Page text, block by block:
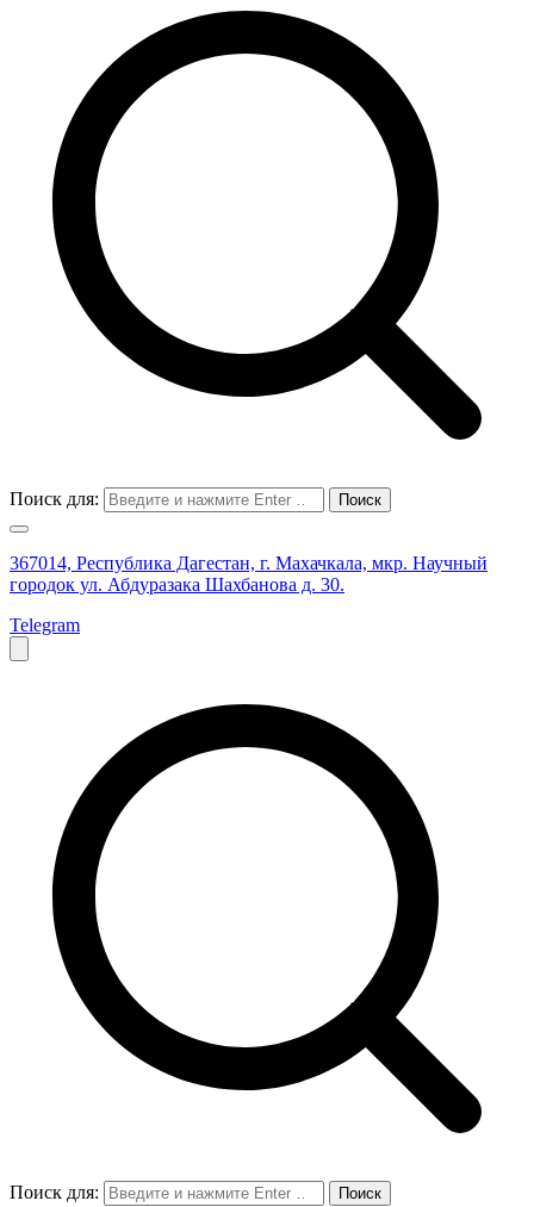
Поиск для:
367014, Республика Дагестан, г. Махачкала, мкр. Научный
городок ул. Абдуразака Шахбанова д. 30.
Telegram
Поиск для: